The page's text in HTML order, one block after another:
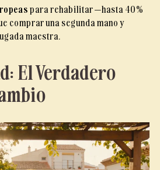
para rehabilitar —hasta 40%
comprar una segunda mano y
maestra.
El Verdadero